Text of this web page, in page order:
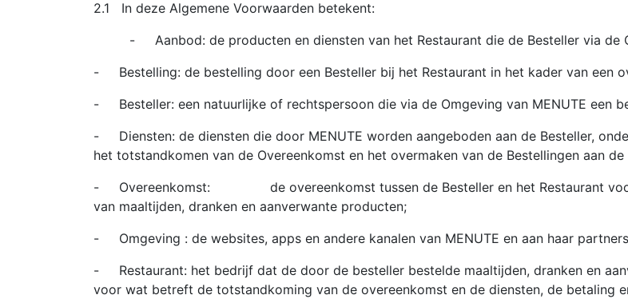
2.1 In deze Algemene Voorwaarden betekent:
- Aanbod: de producten en diensten van het Restaurant die de Besteller via de
- Bestelling: de bestelling door een Besteller bij het Restaurant in het kader van een
- Besteller: een natuurlijke of rechtspersoon die via de Omgeving van MENUTE een
- Diensten: de diensten die door MENUTE worden aangeboden aan de Besteller,
het totstandkomen van de Overeenkomst en het overmaken van de Bestellingen aan de
- Overeenkomst: de overeenkomst tussen de Besteller en het Restaurant voor
van maaltijden, dranken en aanverwante producten;
- Omgeving : de websites, apps en andere kanalen van MENUTE en aan haar
- Restaurant: het bedrijf dat de door de besteller bestelde maaltijden, dranken en
voor wat betreft de totstandkoming van de overeenkomst en de diensten, de betaling